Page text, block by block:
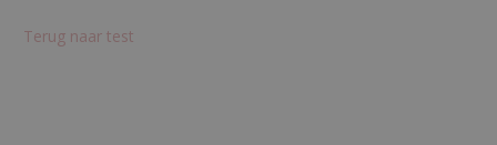
Terug naar test